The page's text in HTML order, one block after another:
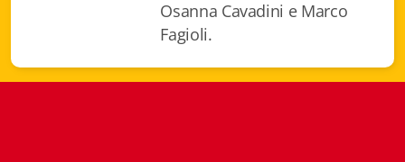
Osanna Cavadini e Marco
Fagioli.
Istituzioni - Società - Cittadini
Libella